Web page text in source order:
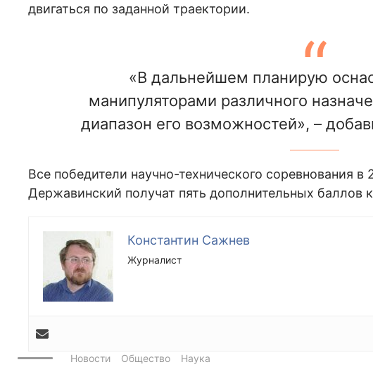
двигаться по заданной траектории.
«В дальнейшем планирую
манипуляторами различного
диапазон его возможностей», –
Все победители научно-технического соревнования в
Державинский получат пять дополнительных баллов
Константин Сажнев
Журналист
Новости Общество Наука